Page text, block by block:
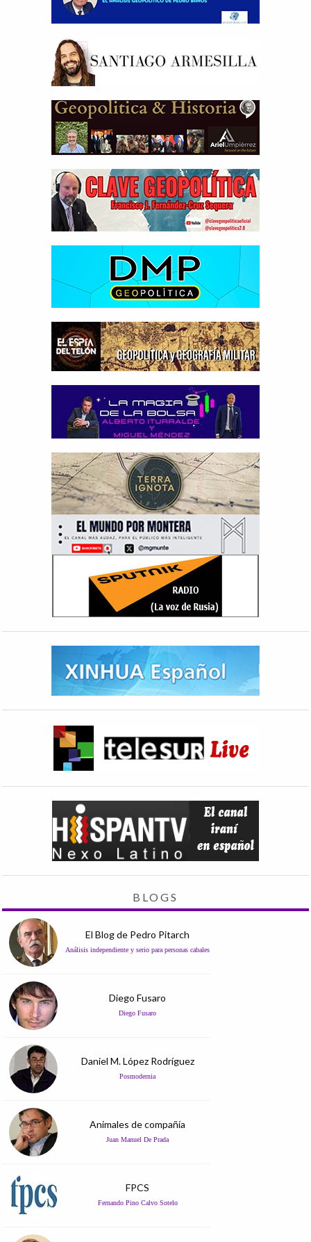
BLOGS
El Blog de Pedro Pitarch
Análisis independiente y serio para personas cabales
Diego Fusaro
Diego Fusaro
Daniel M. López Rodríguez
Posmodernia
Animales de compañía
Juan Manuel De Prada
FPCS
Fernando Pino Calvo Sotelo